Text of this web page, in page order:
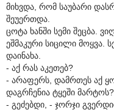
მიხვდა, რომ საუბარი
შეუერთდა.
ცოტა ხანში სემი შეცბა.
ეშმაკური სიცილი მოყვა.
დაინახა.
- აქ რას აკეთებ?
- არაფერს, დამრთეს აქ
დაგრჩენია ტყეში მარტოს?
- გეძებდი, - ჯორჯი